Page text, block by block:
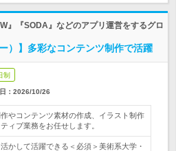
』『SODA』などのアプリ運営をするグロ
）】多彩なコンテンツ制作で活躍
制
： 2026/10/26
やコンテンツ素材の作成、イラスト制作
ィブ業務をお任せします。
かして活躍できる＜必須＞美術系大学・